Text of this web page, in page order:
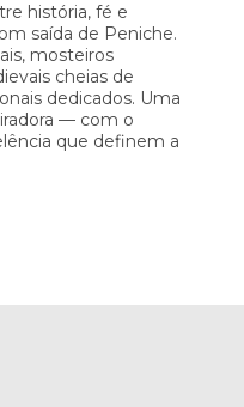
história, fé e
saída de Peniche.
mosteiros
cheias de
dedicados. Uma
— com o
que definem a